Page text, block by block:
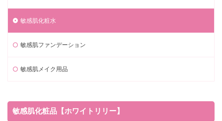
敏感肌化粧水
敏感肌ファンデーション
敏感肌メイク用品
敏感肌化粧品【ホワイトリリー】